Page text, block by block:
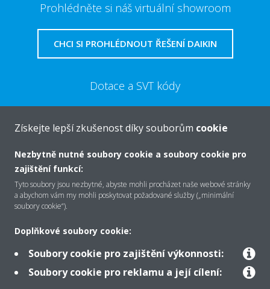
Prohlédněte si náš virtuální showroom
CHCI SI PROHLÉDNOUT ŘEŠENÍ DAIKIN
Dotace a SVT kódy
VÍCE
O společnosti Daikin
Řešení
Získejte lepší zkušenost díky souborům cookie
Nezbytně nutné soubory cookie a soubory cookie pro
zajištění funkcí:
Tyto soubory jsou nezbytné, abyste mohli procházet naše webové stránky
a abychom vám my mohli poskytovat požadované služby („minimální
soubory cookie“).
Doplňkové soubory cookie:
Soubory cookie pro zajištění výkonnosti:
Soubory cookie pro reklamu a její cílení: